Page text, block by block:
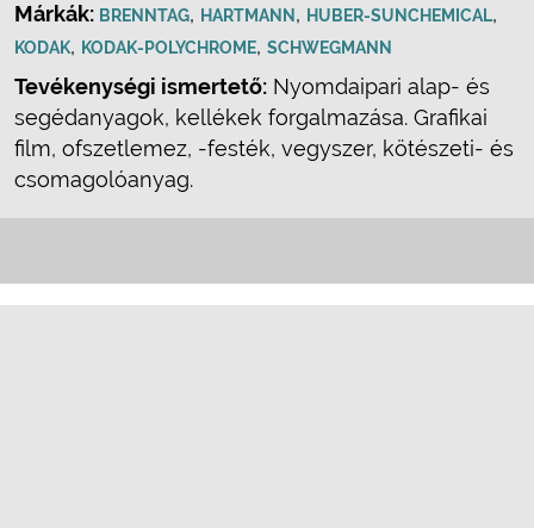
Márkák: BRENNTAG, HARTMANN , HUBER-SUNCHEMICAL,
KODAK, KODAK-POLYCHROME, SCHWEGMANN
Tevékenységi ismertető: Nyomdaipari alap- és
segédanyagok, kellékek forgalmazása. Grafikai
film, ofszetlemez, -festék, vegyszer, kötészeti- és
csomagolóanyag.